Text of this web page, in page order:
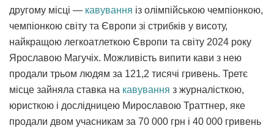
другому місці — кавування із олімпійською чемпіонкою,
чемпіонкою світу та Європи зі стрибків у висоту,
найкращою легкоатлеткою Європи та світу 2024 року
Ярославою Магучіх. Можливість випити кави з нею
продали трьом людям за 121,2 тисячі гривень. Третє
місце зайняла ставка на кавування з журналісткою,
юристкою і дослідницею Мирославою Траттнер, яке
продали двом учасникам за 70 000 грн і 40 000 гривень